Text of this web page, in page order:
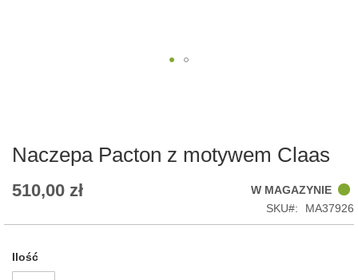
the
gallery
Naczepa Pacton z motywem Claas
510,00 zł
W MAGAZYNIE
SKU
MA37926
Ilość